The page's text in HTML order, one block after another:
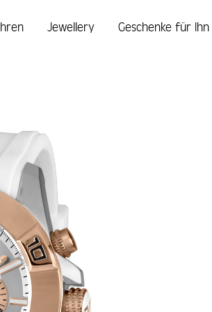
Jewellery Geschenke für Ihn